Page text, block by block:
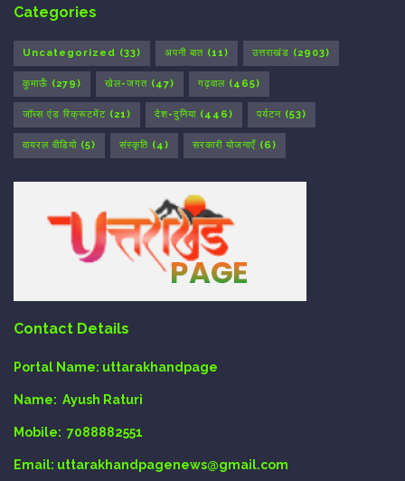
Categories
Uncategorized (33) अपनी बात (11) उत्तराखंड (2903)
कुमाऊँ (279) खेल-जगत (47) गढ़वाल (465)
जॉब्स एंड रिक्रूटमेंट (21) देश-दुनिया (446) पर्यटन (53)
वायरल वीडियो (5) संस्कृति (4) सरकारी योजनाएँ (6)
Contact Details
Portal Name: uttarakhandpage
Name: Ayush Raturi
Mobile: 7088882551
Email: uttarakhandpagenews@gmail.com